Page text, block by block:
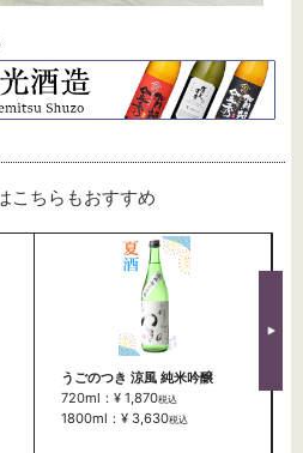
こちらもおすすめ
うごのつき 涼風 純米吟醸
720ml：¥ 1,870税込
1800ml：¥ 3,630税込